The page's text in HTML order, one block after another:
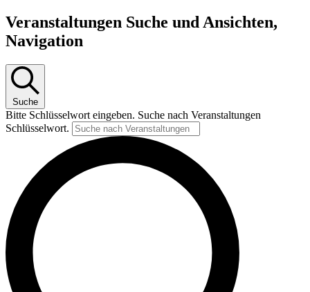
Veranstaltungen Suche und Ansichten,
Navigation
Suche
Bitte Schlüsselwort eingeben. Suche nach Veranstaltungen
Schlüsselwort.